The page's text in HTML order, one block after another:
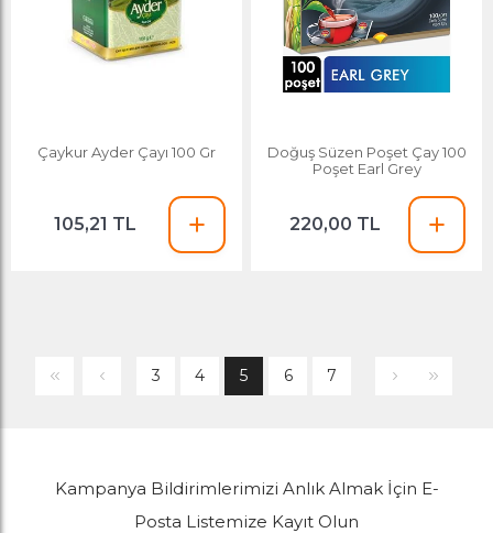
Çaykur Ayder Çayı 100 Gr
105,21 TL
Doğuş Süzen Poşet Çay 100
Poşet Earl Grey
220,00 TL
3 4 5 6 7
Kampanya Bildirimlerimizi Anlık Almak İçin E-
Posta Listemize Kayıt Olun